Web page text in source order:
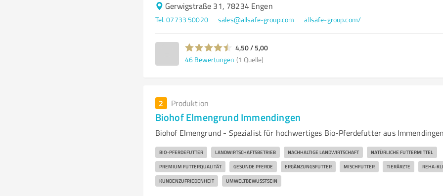
Gerwigstraße 31, 78234 Engen
Tel. 07733 50020 sales@allsafe-group.com allsafe-group.com/
4,50 / 5,00
46 Bewertungen (1 Quelle)
2 Produktion
Biohof Elmengrund Immendingen
Biohof Elmengrund - Spezialist für hochwertiges Bio-Pferdefutter aus Immendingen
BIO-PFERDEFUTTER LANDWIRTSCHAFTSBETRIEB NACHHALTIGE LANDWIRTSCHAFT NATÜRLICHE FUTTERMITTEL
PREMIUM FUTTERQUALITÄT GESUNDE PFERDE ERGÄNZUNGSFUTTER MISCHFUTTER TIERÄRZTE REHA-
KUNDENZUFRIEDENHEIT UMWELTBEWUSSTSEIN